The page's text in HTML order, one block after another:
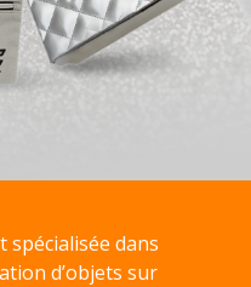
spécialisée dans
d’objets sur